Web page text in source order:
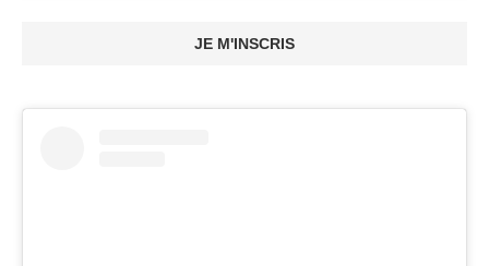
JE M'INSCRIS